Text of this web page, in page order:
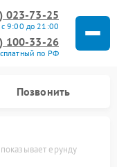
023-73-25
9:00 до 21:00
100-33-26
по РФ
Позвонить
ерунду